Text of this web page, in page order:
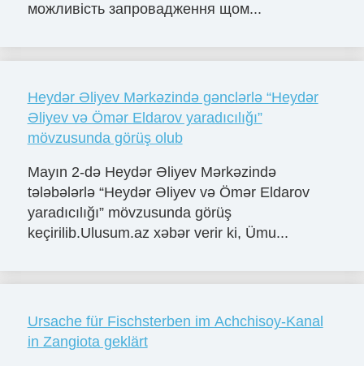
можливість запровадження щом...
Heydər Əliyev Mərkəzində gənclərlə “Heydər
Əliyev və Ömər Eldarov yaradıcılığı”
mövzusunda görüş olub
Mayın 2-də Heydər Əliyev Mərkəzində
tələbələrlə “Heydər Əliyev və Ömər Eldarov
yaradıcılığı” mövzusunda görüş
keçirilib.Ulusum.az xəbər verir ki, Ümu...
Ursache für Fischsterben im Achchisoy-Kanal
in Zangiota geklärt